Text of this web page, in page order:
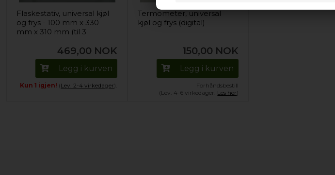
Flaskestativ, universal kjøl
og frys - 100 mm x 330
mm x 310 mm (til 3
469,00 NOK
Legg i kurven
Kun 1 igjen! (Lev. 2-4 virkedager).
Termometer, universal
kjøl og frys (digital)
150,00 NOK
Legg i kurven
Forhåndsbestill
(Lev. 4-6 virkedager. Les her)